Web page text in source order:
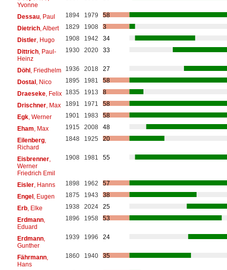
Yvonne
Dessau, Paul 1894 1979
58
Dietrich, Albert 1829 1908
3
Distler, Hugo 1908 1942
34
Dittrich, Paul-
Heinz
1930 2020 33
Döhl, Friedhelm 1936 2018
27
Dostal, Nico 1895 1981
58
Draeseke, Felix 1835 1913
8
Drischner, Max 1891 1971
58
Egk, Werner 1901 1983
58
Eham , Max 1915 2008
48
Eilenberg,
Richard
1848 1925 20
Eisbrenner,
Werner
Friedrich Emil
1908 1981 55
Eisler, Hanns 1898 1962
57
Engel, Eugen 1875 1943
38
Erb, Elke 1938 2024
25
Erdmann,
Eduard
1896 1958 53
Erdmann,
Gunther
1939 1996 24
Fährmann,
Hans
1860 1940 35